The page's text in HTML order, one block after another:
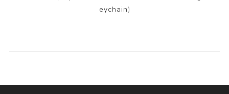
eychain)